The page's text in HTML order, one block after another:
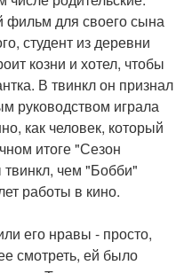
фильм для своего сына
студент из деревни
козни и хотел, чтобы
В твинкл он признал
руководством играла
как человек, который
итоге "Сезон
чем "Бобби"
работы в кино.
его нравы - просто,
смотреть, ей было